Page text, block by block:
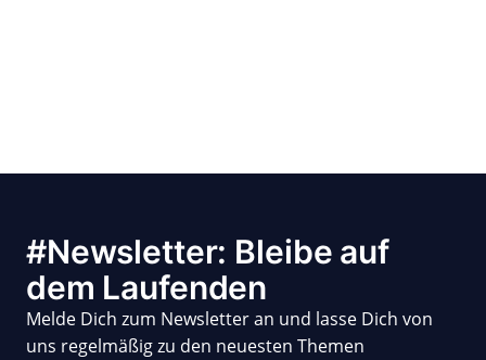
#Newsletter: Bleibe auf
dem Laufenden
Melde Dich zum Newsletter an und lasse Dich von
uns regelmäßig zu den neuesten Themen